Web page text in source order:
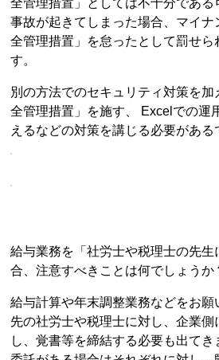
全管理措置」としては不十分である
事故が起きてしまった場合、マイ
全管理措置」を怠ったとして罰せら
す。
別の方法でのセキュリティ対策を
全管理措置」を施す、 Excelでの運
えるなどの対策を講じる必要がある
給与業務を「社労士や税理士の先
合、注意すべきことは何でしょうか
給与計算や年末調整業務などをお願
先の社労士や税理士に対し、企業
し、覚書等を締結する必要も出てき